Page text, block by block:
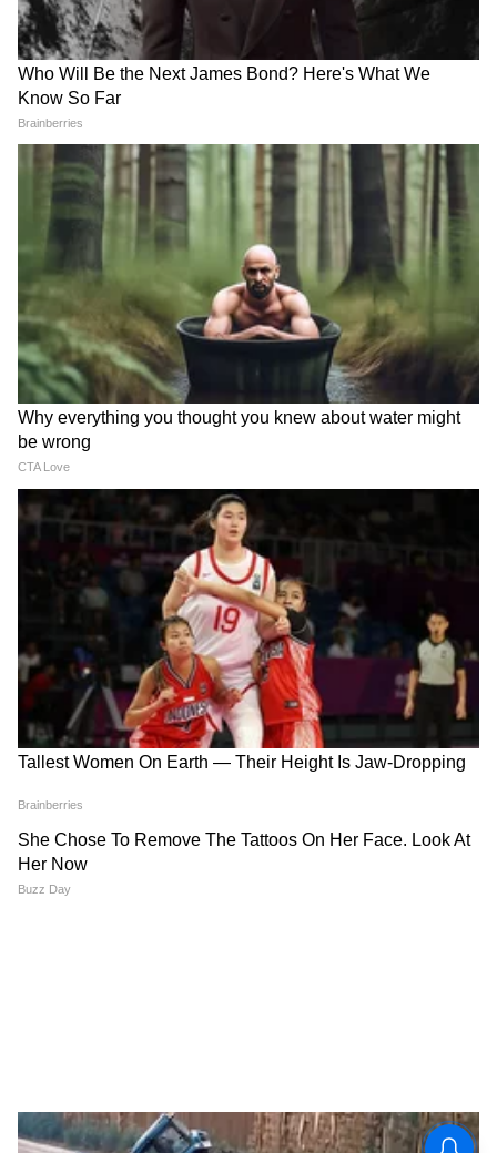
LATEST VIDEOS
crop loan wave | कर्जमाफीवर ए टू झेड
माहिती, अडचणी-उपाय सांगितले | Devendra
fadanvis
एकनाथ शिंदे: विरोधक युवकांच्या मुद्द्याचं
राजकारण करतायत | GenZ | Parliament |
PMModi